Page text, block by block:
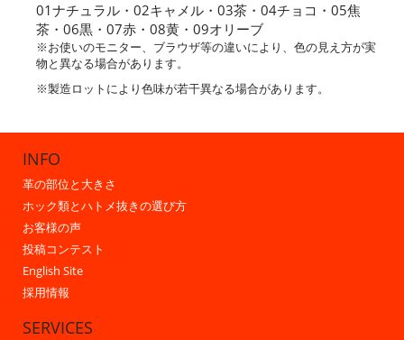
01ナチュラル・02キャメル・03茶・04チョコ・05焦
茶・06黒・07赤・08黄・09オリーブ
※お使いのモニター、ブラウザ等の違いにより、色の見え方が実
物と異なる場合があります。
※製造ロットにより色味が若干異なる場合があります。
INFO
革の部位と大きさ
ホック類とハトメ抜きの選び方
お客様の声
投稿コンテスト
English Site
採用情報
SERVICES